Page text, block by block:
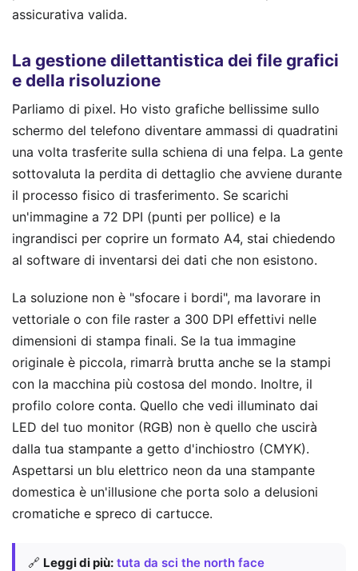
assicurativa valida.
La gestione dilettantistica dei file grafici
e della risoluzione
Parliamo di pixel. Ho visto grafiche bellissime sullo
schermo del telefono diventare ammassi di quadratini
una volta trasferite sulla schiena di una felpa. La gente
sottovaluta la perdita di dettaglio che avviene durante
il processo fisico di trasferimento. Se scarichi
un'immagine a 72 DPI (punti per pollice) e la
ingrandisci per coprire un formato A4, stai chiedendo
al software di inventarsi dei dati che non esistono.
La soluzione non è "sfocare i bordi", ma lavorare in
vettoriale o con file raster a 300 DPI effettivi nelle
dimensioni di stampa finali. Se la tua immagine
originale è piccola, rimarrà brutta anche se la stampi
con la macchina più costosa del mondo. Inoltre, il
profilo colore conta. Quello che vedi illuminato dai
LED del tuo monitor (RGB) non è quello che uscirà
dalla tua stampante a getto d'inchiostro (CMYK).
Aspettarsi un blu elettrico neon da una stampante
domestica è un'illusione che porta solo a delusioni
cromatiche e spreco di cartucce.
🔗 Leggi di più: tuta da sci the north face